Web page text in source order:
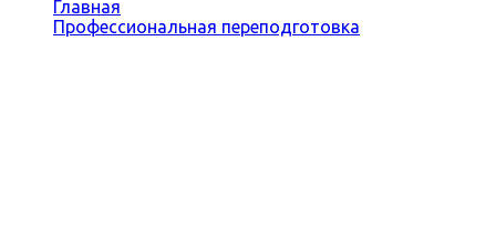
Главная
Профессиональная переподготовка